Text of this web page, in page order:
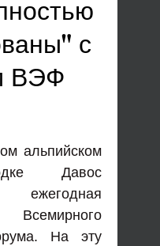
с
ВЭФ
альпийском
Давос
ежегодная
На эту